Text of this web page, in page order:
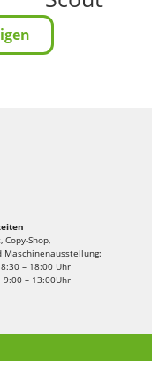
Copy-Shop,
Maschinenausstellung:
– 18:00 Uhr
– 13:00Uhr